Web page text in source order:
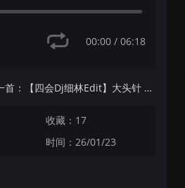
00:00 / 06:18
下一首：【四会Dj细林Edit】大头针 - 一言难尽(Dj阿贵 ProgHouse Mix国语男)
收藏：17
时间：26/01/23